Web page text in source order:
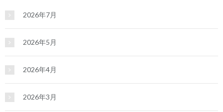
2026年7月
2026年5月
2026年4月
2026年3月